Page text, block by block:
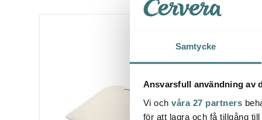
Samtycke
Ansvarsfull användning av
Vi och våra 27 partners
för att lagra och få tillgång